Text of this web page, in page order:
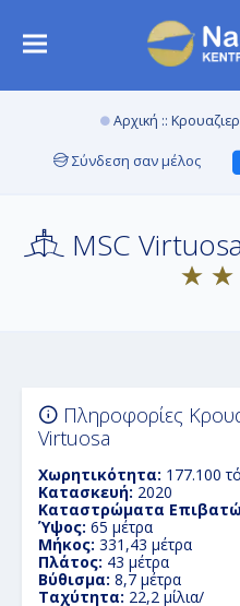
Αρχική ::
Σύνδεση σαν μέλος
MSC
Πληροφορίες
Virtuosa
Χωρητικότητα: 177.100
Κατασκευή: 2020
Καταστρώματα
Ύψος: 65 μέτρα
Μήκος: 331,43 μέτρα
Πλάτος: 43 μέτρα
Βύθισμα: 8,7 μέτρα
Ταχύτητα: 22,2 μίλια/